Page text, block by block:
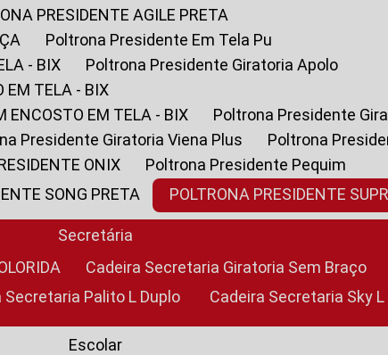
PRESIDENTE AGILE PRETA
Poltrona Presidente Em Tela Pu
- BIX
Poltrona Presidente Giratoria Apolo
EM TELA - BIX
ENCOSTO EM TELA - BIX
Poltrona Presidente
Presidente Giratoria Viena Plus
Poltrona
ONIX
Poltrona Presidente Pequim
SONG PRETA POLTRONA PRESIDENTE
Secretária
Cadeira Secretaria Giratoria Sem Braço
Secretaria Palito L Duplo Cadeira Secretaria Sky
Escolar